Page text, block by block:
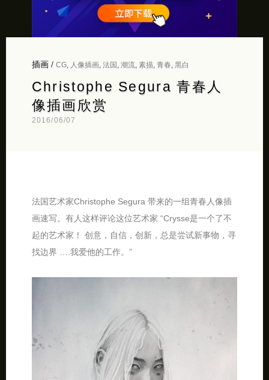
插画/ CG, 人像插画, 法国 潮流, 素描, 青春 黑白
Christophe Segura 青春人
像插画欣赏
2016/06/07
法国艺术家Christophe Segura 带来的一组青春人像插
画速写。有人这样评论这位艺术家 “Crysse是一个了不
起的艺术家！ 创意，自信，创新，总是尝试新事物，寻
找边界 ….我爱他的工作。”